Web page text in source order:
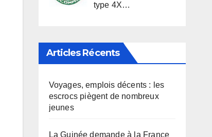
type 4X…
Articles Récents
Voyages, emplois décents : les
escrocs piègent de nombreux
jeunes
La Guinée demande à la France